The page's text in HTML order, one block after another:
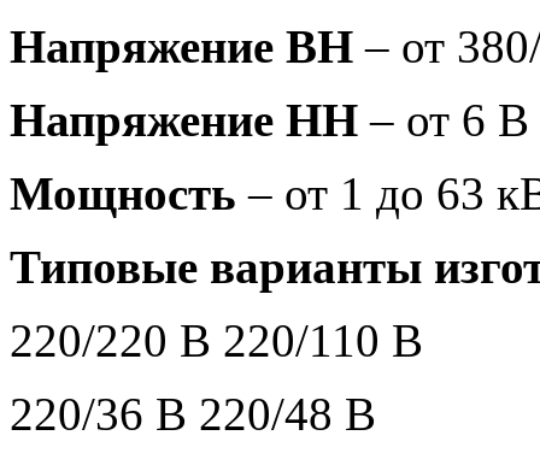
Напряжение ВН – от
Напряжение НН – от 6
Мощность – от 1 до 63
Типовые варианты
220/220 В 220/110 В
220/36 В 220/48 В